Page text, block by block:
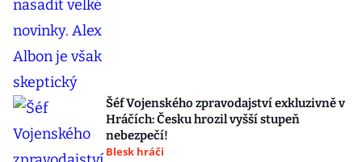
Šéf Vojenského zpravodajství exkluzivně v
Hráčích: Česku hrozil vyšší stupeň
nebezpečí!
Blesk hráči